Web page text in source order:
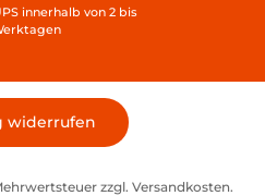
innerhalb von 2 bis
widerrufen
zzgl. Versandkosten.